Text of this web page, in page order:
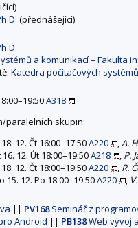
(přednášející)
a komunikací – Fakulta
Katedra počítačových
A318
paralelních skupin:
12. Čt 16:00–17:50A220 ,A.
12. Út 18:00–19:50A218 , P.
12. Čt 18:00–19:50A220 , R.
15. 12. Po 18:00–19:50A220 ,
|| PV168Seminář z
Android || PB138Web vývoj